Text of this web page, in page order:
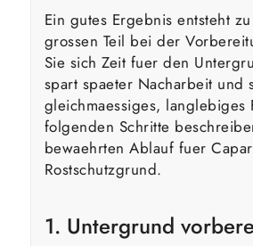
Ein gutes Ergebnis entsteht
grossen Teil bei der
Sie sich Zeit fuer den
spart spaeter Nacharbeit und
gleichmaessiges, langlebiges
folgenden Schritte
bewaehrten Ablauf fuer
Rostschutzgrund.
1. Untergrund